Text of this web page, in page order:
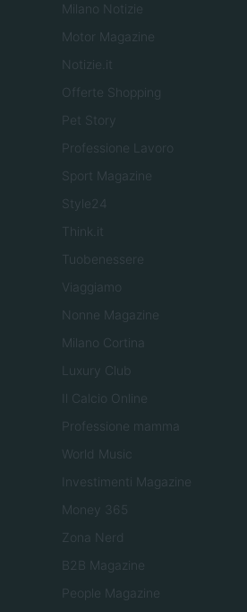
Milano Notizie
Motor Magazine
Notizie.it
Offerte Shopping
Pet Story
Professione Lavoro
Sport Magazine
Style24
Think.it
Tuobenessere
Viaggiamo
Nonne Magazine
Milano Cortina
Luxury Club
Il Calcio Online
Professione mamma
World Music
Investimenti Magazine
Money 365
Zona Nerd
B2B Magazine
People Magazine